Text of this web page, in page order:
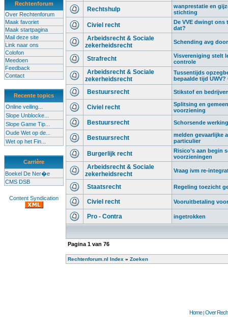
Rechtenforum
Over Rechtenforum
Maak favoriet
Maak startpagina
Mail deze site
Link naar ons
Colofon
Meedoen
Feedback
Contact
Recente topics
Online veiling...
Slope Unblocke...
Slope Game Tip...
Oude Wet op de...
Wet op het Fin...
Carrière
Boekel De Ner�e
CMS DSB
Content Syndication
Rechtshulp
wanprestatie en
stichting
Civiel recht
De VVE dwingt ons
dat?
Arbeidsrecht & Sociale
zekerheidsrecht
Schending avg
Strafrecht
Visvereniging stelt
controle
Arbeidsrecht & Sociale
zekerheidsrecht
Tussentijds
bepaalde tijd UWV?
Bestuursrecht Stikstof en
Civiel recht
Splitsing en
voorziening
Bestuursrecht Schorsende
Bestuursrecht
melden gevaarlijke
particulier
Burgerlijk recht
Risico’s aan begin
voorzieningen
Arbeidsrecht & Sociale
zekerheidsrecht
Vraag ivm re-
Staatsrecht Regeling toezicht
Civiel recht Vooruitbetaling
Pro - Contra ingetrokken
Pagina 1 van 76
Rechtenforum.nl Index » Zoeken
Home|Over